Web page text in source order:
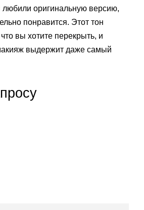
оригинальную версию,
понравится. Этот тон
вы хотите перекрыть, и
выдержит даже самый